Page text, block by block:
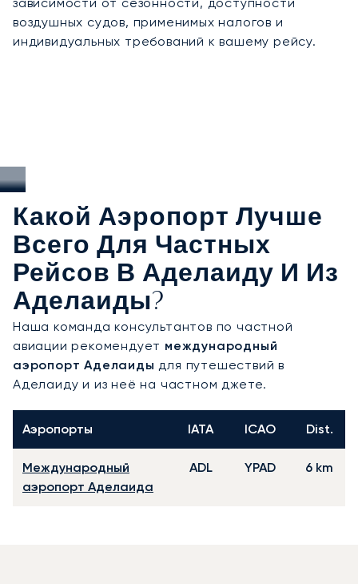
гарантирует конфиденциальные прибытия на
культурные фестивали, эффективные трансферы
для посещения виноделен и эксклюзивный
воздушных судов, применимых налогов и
индивидуальных требований к вашему рейсу.
Какой Аэропорт Лучше
Всего Для Частных
Рейсов В Аделаиду И Из
Аделаиды?
Наша команда консультантов по частной
авиации рекомендует международный
аэропорт Аделаиды для путешествий в
Аделаиду и из неё на частном джете.
Аэропорты IATA ICAO Dist.
Международный
аэропорт Аделаида
ADL YPAD 6 km